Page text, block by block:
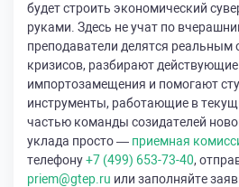
будет строить экономический
руками. Здесь не учат по
преподаватели делятся
кризисов, разбирают
импортозамещения и помогают
инструменты, работающие в
частью команды созидателей
уклада просто — приемная
телефону+7 (499) 653-73-40,
priem@gtep.ru или заполняйте